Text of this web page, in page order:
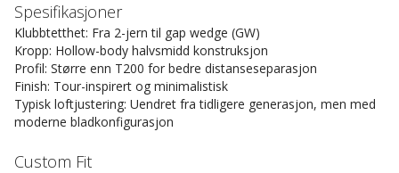
Spesifikasjoner
Klubbtetthet: Fra 2-jern til gap wedge (GW)
Kropp: Hollow-body halvsmidd konstruksjon
Profil: Større enn T200 for bedre distanseseparasjon
Finish: Tour-inspirert og minimalistisk
Typisk loftjustering: Uendret fra tidligere generasjon, men med
moderne bladkonfigurasjon
Custom Fit